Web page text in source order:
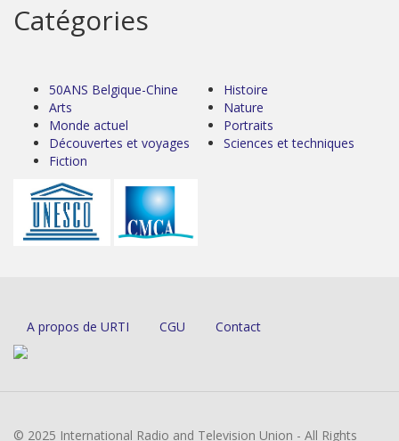
Catégories
50ANS Belgique-Chine
Arts
Monde actuel
Découvertes et voyages
Fiction
Histoire
Nature
Portraits
Sciences et techniques
A propos de URTI CGU Contact
© 2025 International Radio and Television Union - All Rights